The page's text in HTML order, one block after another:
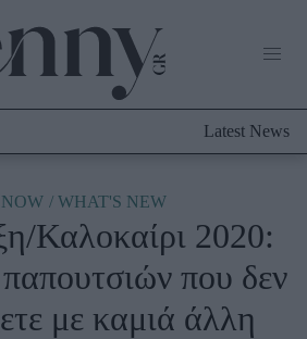
Latest News
WHAT'S NEW
Καλοκαίρι 2020:
που δεν
με καμιά άλλη